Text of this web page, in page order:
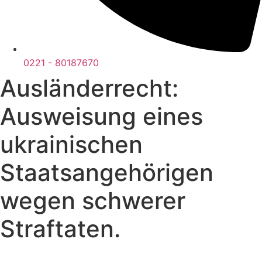
0221 - 80187670
Ausländerrecht:
Ausweisung eines
ukrainischen
Staatsangehörigen
wegen schwerer
Straftaten.